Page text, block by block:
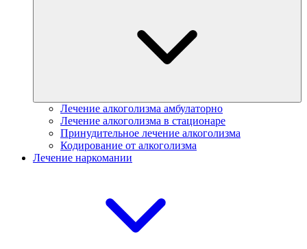
Лечение алкоголизма амбулаторно
Лечение алкоголизма в стационаре
Принудительное лечение алкоголизма
Кодирование от алкоголизма
Лечение наркомании